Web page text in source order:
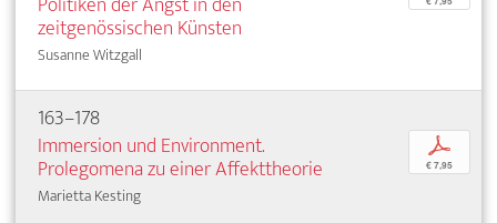
zeitgenössischen Künsten
Susanne Witzgall
163–178
Immersion und Environment.
Prolegomena zu einer Affekttheorie
Marietta Kesting
p
€ 7,95